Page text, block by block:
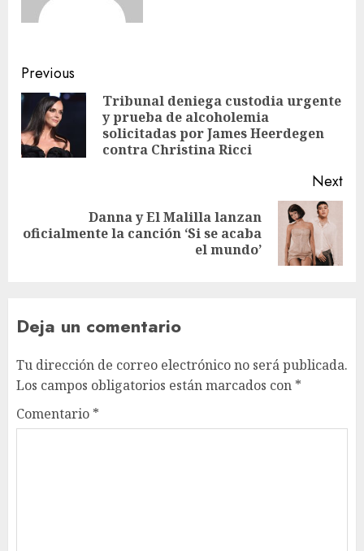
Previous
Tribunal deniega custodia urgente
y prueba de alcoholemia
solicitadas por James Heerdegen
contra Christina Ricci
Next
Danna y El Malilla lanzan
oficialmente la canción ‘Si se acaba
el mundo’
Deja un comentario
Tu dirección de correo electrónico no será publicada.
Los campos obligatorios están marcados con *
Comentario *